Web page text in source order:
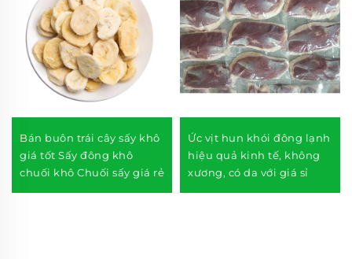
Bán buôn trái cây sấy khô
giá tốt Sấy đông khô
chuối khô Chuối sấy giá rẻ
Ức vịt hun khói đông lạnh
hiệu quả kinh tế, không
xương, có da với giá sỉ